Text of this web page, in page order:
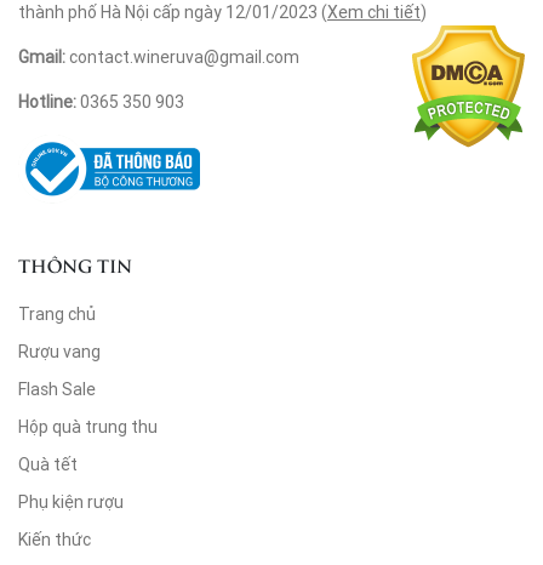
thành phố Hà Nội cấp ngày 12/01/2023 (Xem chi tiết)
Gmail:contact.wineruva@gmail.com
Hotline:0365 350 903
THÔNG TIN
Trang chủ
Rượu vang
Flash Sale
Hộp quà trung thu
Quà tết
Phụ kiện rượu
Kiến thức